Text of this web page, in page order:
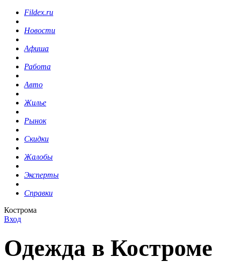
Fildex.ru
Новости
Афиша
Работа
Авто
Жилье
Рынок
Скидки
Жалобы
Эксперты
Справки
Кострома
Вход
Одежда в Костроме